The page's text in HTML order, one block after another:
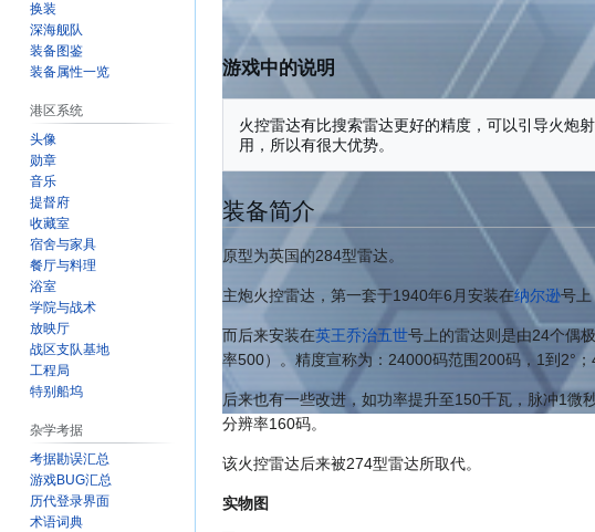
游戏中的说明
火控雷达有比搜索雷达更好的精度，可以引导火炮
装备简介
原型为英国的284型雷达。
主炮火控雷达，第一套于1940年6月安装在纳尔逊号上
而后来安装在英王乔治五世号上的雷达则是由24个偶
率500）。精度宣称为：24000码范围200码，1到2°；
后来也有一些改进，如功率提升至150千瓦，脉冲1
分辨率160码。
该火控雷达后来被274型雷达所取代。
实物图
换装
深海舰队
装备图鉴
装备属性一览
港区系统
头像
勋章
音乐
提督府
收藏室
宿舍与家具
餐厅与料理
浴室
学院与战术
放映厅
战区支队基地
工程局
特别船坞
杂学考据
考据勘误汇总
游戏BUG汇总
历代登录界面
术语词典